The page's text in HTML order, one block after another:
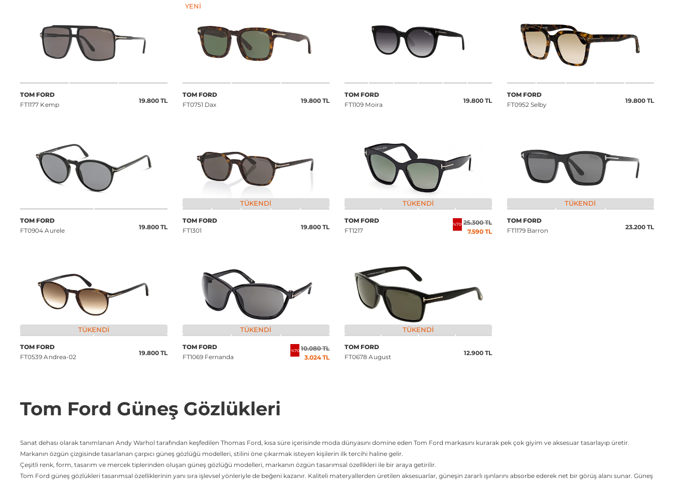
TOM FORD
FT1177 Kemp
19.800 TL
YENI
TOM FORD
FT0751 Dax
19.800 TL
TOM FORD
FT1109 Moira
19.800 TL
TOM FORD
FT0952 Selby
19.800 TL
TOM FORD
FT0904 Aurele
19.800 TL
TÜKENDI
TOM FORD
FT1301
19.800 TL
TÜKENDI
TOM FORD
FT1217
%70 25.300 TL
7.590 TL
TÜKENDI
TOM FORD
FT1179 Barron
23.200 TL
TÜKENDI
TOM FORD
FT0539 Andrea-02
19.800 TL
TÜKENDI
TOM FORD
FT1069 Fernanda
%70 10.080 TL
3.024 TL
TÜKENDI
TOM FORD
FT0678 August
12.900 TL
Tom Ford Güneş Gözlükleri
Sanat dehası olarak tanımlanan Andy Warhol tarafından keşfedilen Thomas Ford, kısa süre içerisinde moda dünyasını domine eden Tom Ford markasını kurarak pek çok giyim ve aksesuar tasarlayıp üretir.
Markanın özgün çizgisinde tasarlanan çarpıcı güneş gözlüğü modelleri, stilini öne çıkarmak isteyen kişilerin ilk tercihi haline gelir.
Çeşitli renk, form, tasarım ve mercek tiplerinden oluşan güneş gözlüğü modelleri, markanın özgün tasarımsal özellikleri ile bir araya getirilir.
Tom Ford güneş gözlükleri tasarımsal özelliklerinin yanı sıra işlevsel yönleriyle de beğeni kazanır. Kaliteli materyallerden üretilen aksesuarlar, güneşin zararlı ışınlarını absorbe ederek net bir görüş alanı sunar. Güneş